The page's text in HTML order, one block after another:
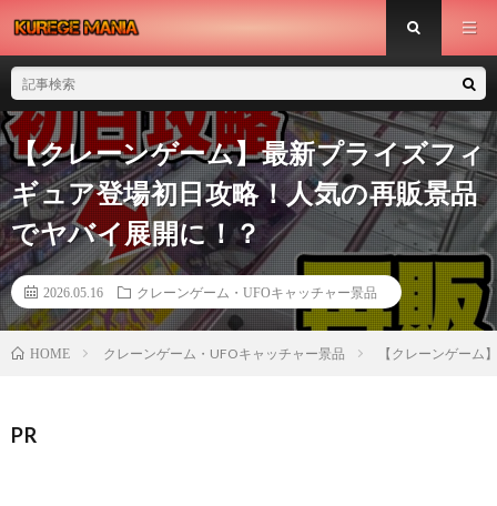
【クレーンゲーム】最新プライズフィ
ギュア登場初日攻略！人気の再販景品
でヤバイ展開に！？
2026.05.16 クレーンゲーム・UFOキャッチャー景品
HOME クレーンゲーム・UFOキャッチャー景品 【クレーンゲーム
PR